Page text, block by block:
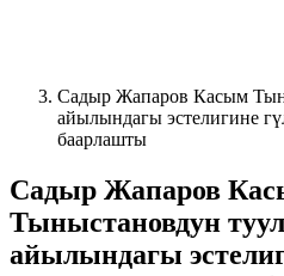
Садыр Жапаров Касым
айылындагы эстелигине
баарлашты
Садыр Жапаров
Тыныстановдун
айылындагы